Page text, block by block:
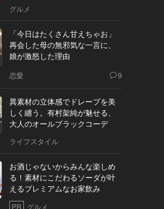
グルメ
「今日はたくさん甘えちゃお」
再会した母の無邪気な一言に、
娘が激怒した理由
恋愛 9
異素材の立体感でドレープを美
しく纏う。有村架純が魅せる、
大人のオールブラックコーデ
ライフスタイル
お酒じゃないからみんな楽しめ
る！素材にこだわるソーダが叶
えるプレミアムなお家飲み
PR グルメ